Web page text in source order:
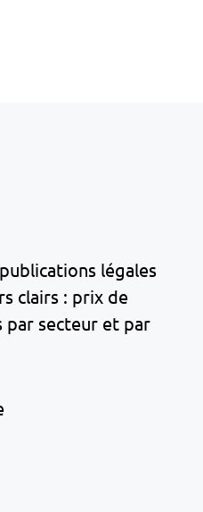
légales
clairs : prix de
par secteur et par